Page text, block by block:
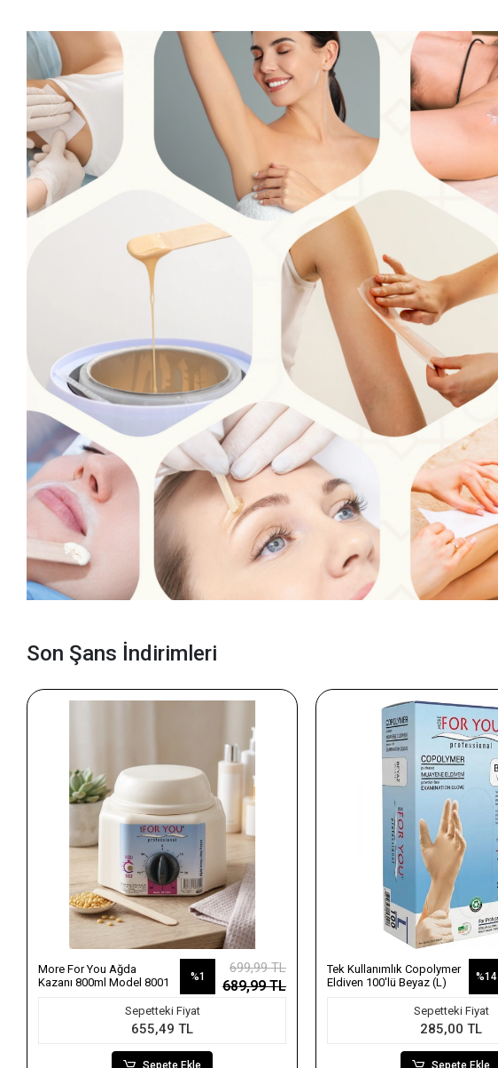
Son Şans İndirimleri
More For You Ağda
Kazanı 800ml Model 8001
%1
699,99 TL
689,99 TL
Sepetteki Fiyat
655,49 TL
Tek Kullanımlık Copolymer
Eldiven 100'lü Beyaz (L)
%14
Sepetteki Fiyat
285,00 TL